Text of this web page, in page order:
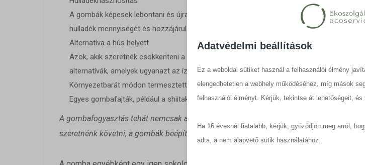
A gombák képesek lebontani és újrahasznosítani olyan anyagokat, mint a fakéreg,
hulladék mennyiségét és hozzájárul a környezeti fenntarthatósághoz.
Alternatíva a hús helyett
Azok, akik szeretnék csökkenteni a húsfogyasztásukat környezeti okokból, gyakran
alternatívák, amelyek ugyanazt az íz- és fehérjetartalmat kínálják.
Környezetbarát módon termesztett fajták
Egyes gombafajták, például a shiitake vagy a tőkegomba, olyan környezetbarát módon
A gombafogyasztás tehát nemcsak az egészségünk, hanem a környezetünk
szeretnénk követni, a gombák beépítése az étrendünkbe egy kiváló lehetőség lehet a
Adatvédelmi beállítások
Ez a weboldal sütiket használ a felhasználói élmény
elengedhetetlen a webhely működéséhez, míg mások
felhasználói élményt. Kérjük, tekintse át lehetőségeit, és
Ha 16 évesnél fiatalabb, kérjük, győződjön meg arról,
adta, a nem alapvető sütik használatához.